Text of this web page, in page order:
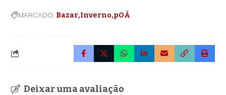
MARCADO: Bazar Inverno pOÁ
Deixar uma avaliação